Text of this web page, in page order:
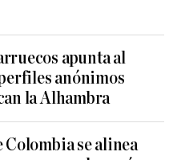
apunta al
anónimos
la Alhambra
Colombia se alinea